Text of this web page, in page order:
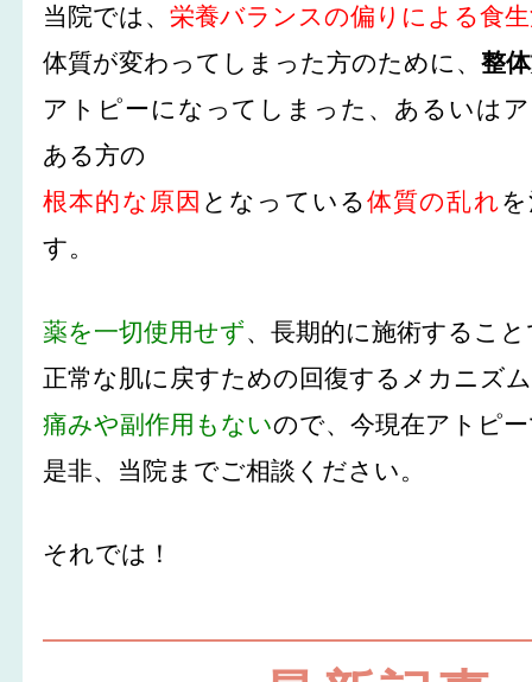
当院では、栄養バランスの偏りによる食
体質が変わってしまった方のために、整
アトピーになってしまった、あるいは
ある方の
根本的な原因 となっている体質の乱れ
す。
薬を一切使用せず、長期的に施術すること
正常な肌に戻すための回復するメカニズ
痛みや副作用もないので、今現在アトピ
是非、当院までご相談ください。
それでは！